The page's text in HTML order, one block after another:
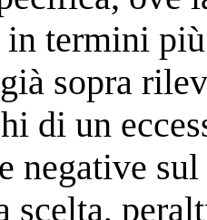
in termini
sopra
di un
negative
scelta,